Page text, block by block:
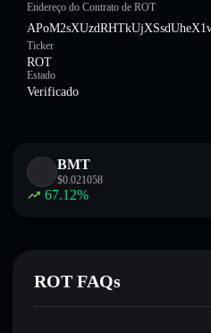
Endereço do Contrato de ROT
Ticker
ROT
Estado
Verificado
BMT
$0.021058
67.12%
ROT FAQs